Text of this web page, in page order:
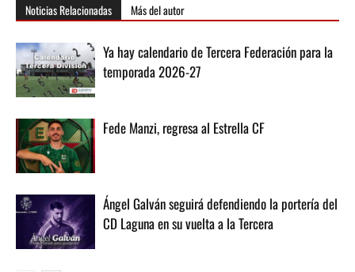
Noticias Relacionadas Más del autor
Ya hay calendario de Tercera Federación para la
temporada 2026-27
Fede Manzi, regresa al Estrella CF
Ángel Galván seguirá defendiendo la portería del
CD Laguna en su vuelta a la Tercera